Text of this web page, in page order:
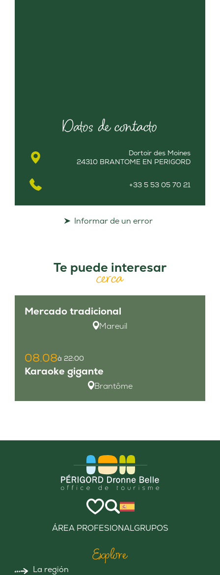
Datos de contacto
Dortoir des Moines
24310 BRANTOME EN PERIGORD
+33 5 53 05 70 21
Informar de un error
Te puede interesar
cerca
Mercado tradicional
Mareuil
08.08à 22:00
Karaoke gigante
Brantôme
ÁREA PROFESIONALGRUPOS
Explore
La región